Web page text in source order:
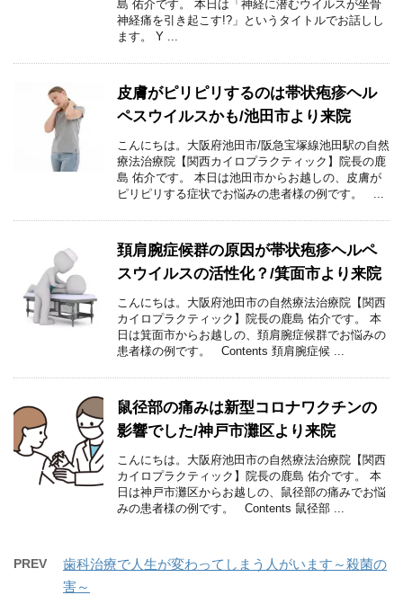
島 佑介です。 本日は「神経に潜むウイルスが坐骨
神経痛を引き起こす!?」というタイトルでお話しし
ます。 Y ...
皮膚がピリピリするのは帯状疱疹ヘル
ペスウイルスかも/池田市より来院
こんにちは。大阪府池田市/阪急宝塚線池田駅の自然
療法治療院【関西カイロプラクティック】院長の鹿
島 佑介です。 本日は池田市からお越しの、皮膚が
ピリピリする症状でお悩みの患者様の例です。 ...
頚肩腕症候群の原因が帯状疱疹ヘルペ
スウイルスの活性化？/箕面市より来院
こんにちは。大阪府池田市の自然療法治療院【関西
カイロプラクティック】院長の鹿島 佑介です。 本
日は箕面市からお越しの、頚肩腕症候群でお悩みの
患者様の例です。 Contents 頚肩腕症候 ...
鼠径部の痛みは新型コロナワクチンの
影響でした/神戸市灘区より来院
こんにちは。大阪府池田市の自然療法治療院【関西
カイロプラクティック】院長の鹿島 佑介です。 本
日は神戸市灘区からお越しの、鼠径部の痛みでお悩
みの患者様の例です。 Contents 鼠径部 ...
PREV
歯科治療で人生が変わってしまう人がいます～殺菌の
害～